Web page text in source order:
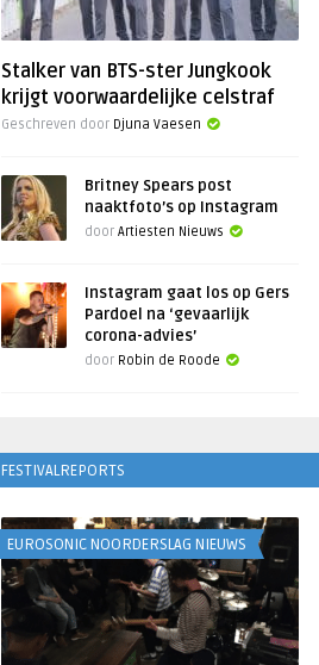
Stalker van BTS-ster Jungkook
krijgt voorwaardelijke celstraf
Geschreven door Djuna Vaesen
Britney Spears post
naaktfoto’s op Instagram
door Artiesten Nieuws
Instagram gaat los op Gers
Pardoel na ‘gevaarlijk
corona-advies’
door Robin de Roode
FESTIVALREPORTS
EUROSONIC NOORDERSLAG NIEUWS